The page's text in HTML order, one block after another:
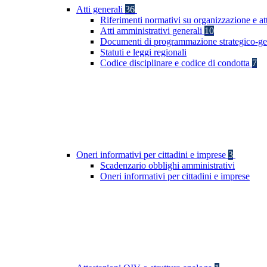
Atti generali 36
Riferimenti normativi su organizzazione e
Atti amministrativi generali 10
Documenti di programmazione strategico-
Statuti e leggi regionali
Codice disciplinare e codice di condotta 7
Oneri informativi per cittadini e imprese 3
Scadenzario obblighi amministrativi
Oneri informativi per cittadini e imprese